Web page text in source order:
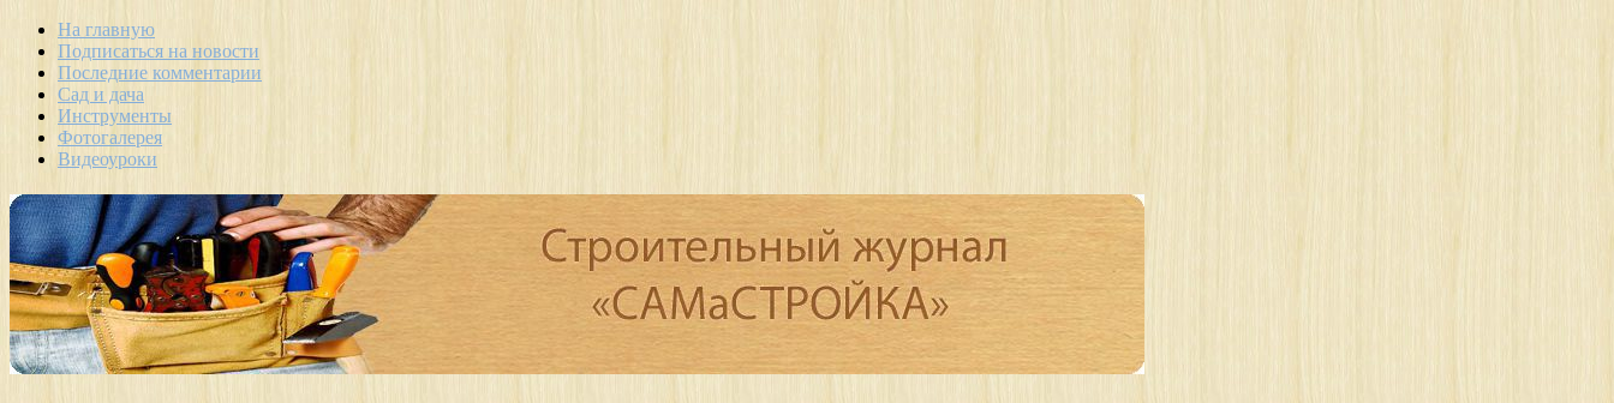
На главную
Подписаться на новости
Последние комментарии
Сад и дача
Инструменты
Фотогалерея
Видеоуроки